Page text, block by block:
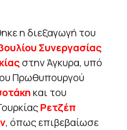
η διεξαγωγή του
Συνεργασίας
στην Άγκυρα, υπό
Πρωθυπουργού
και του
Ρετζέπ
, όπως επιβεβαίωσε